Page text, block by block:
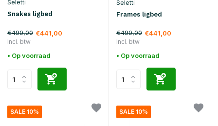
Seletti
Snakes ligbed
€490,00 €441,00
Incl. btw
• Op voorraad
Seletti
Frames ligbed
€490,00 €441,00
Incl. btw
• Op voorraad
SALE 10% SALE 10%